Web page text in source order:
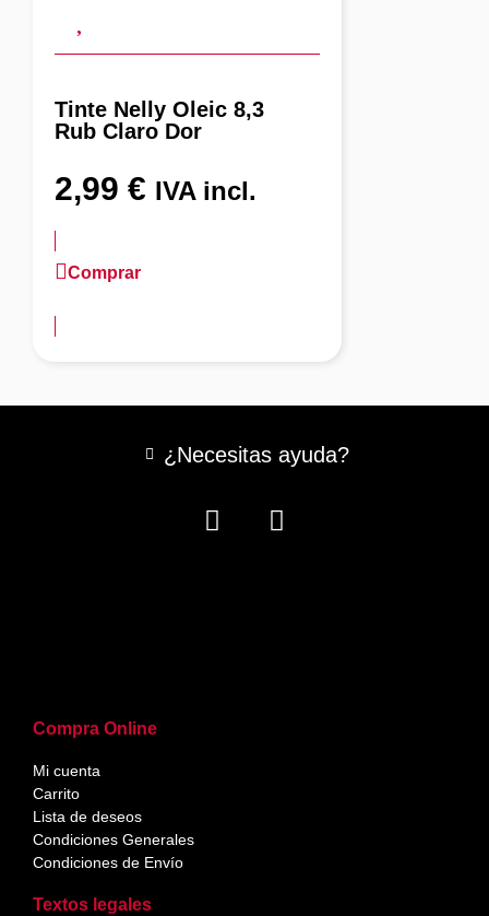
Tinte Nelly Oleic 8,3
Rub Claro Dor
2,99 € IVA incl.
Comprar
Compra Online
Mi cuenta
Carrito
Lista de deseos
Condiciones Generales
Condiciones de Envío
Textos legales
¿Necesitas ayuda?